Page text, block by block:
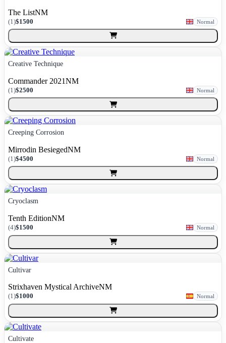
The ListNM
(1)$1500 Normal
Creative Technique
Commander 2021NM
(1)$2500 Normal
Creeping Corrosion
Mirrodin BesiegedNM
(1)$4500 Normal
Cryoclasm
Tenth EditionNM
(4)$1500 Normal
Cultivar
Strixhaven Mystical ArchiveNM
(1)$1000 Normal
Cultivate